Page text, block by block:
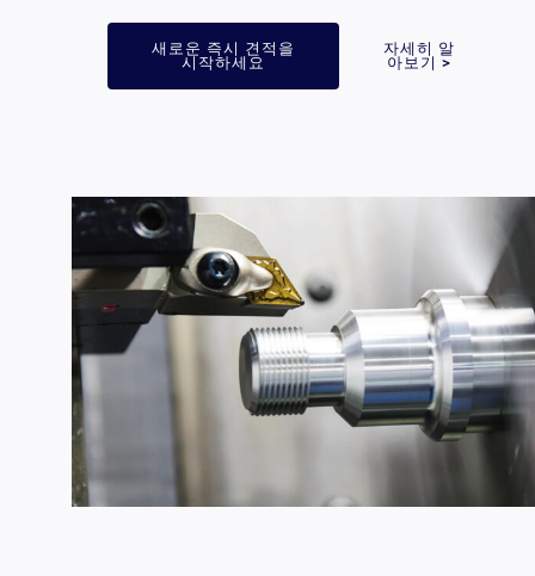
새로운 즉시 견적을
시작하세요
자세히 알
아보기 >